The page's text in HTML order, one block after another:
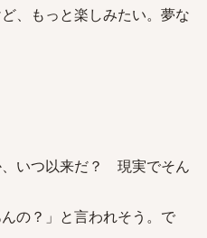
、もっと楽しみたい。夢な
いつ以来だ？ 現実でそん
の？」と言われそう。で